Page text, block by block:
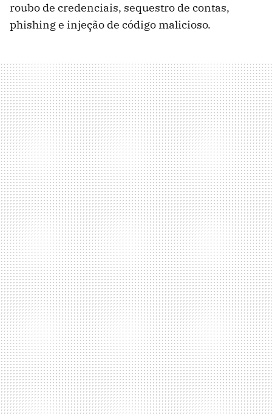
roubo de credenciais, sequestro de contas,
phishing e injeção de código malicioso.